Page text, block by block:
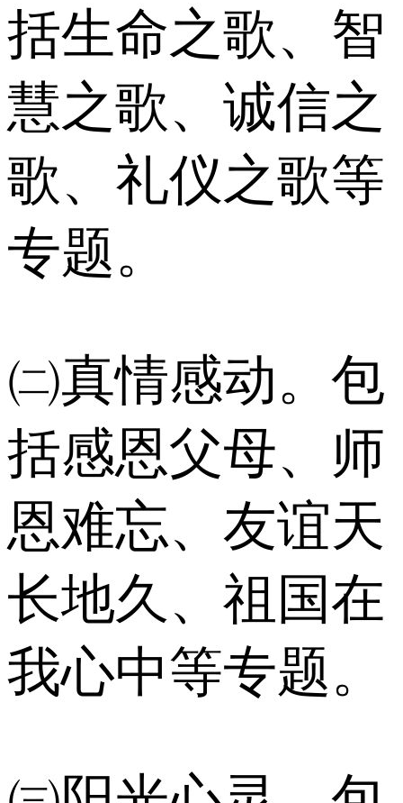
括生命之歌、智
慧之歌、诚信之
歌、礼仪之歌等
专题。
㈡真情感动。包
括感恩父母、师
恩难忘、友谊天
长地久、祖国在
我心中等专题。